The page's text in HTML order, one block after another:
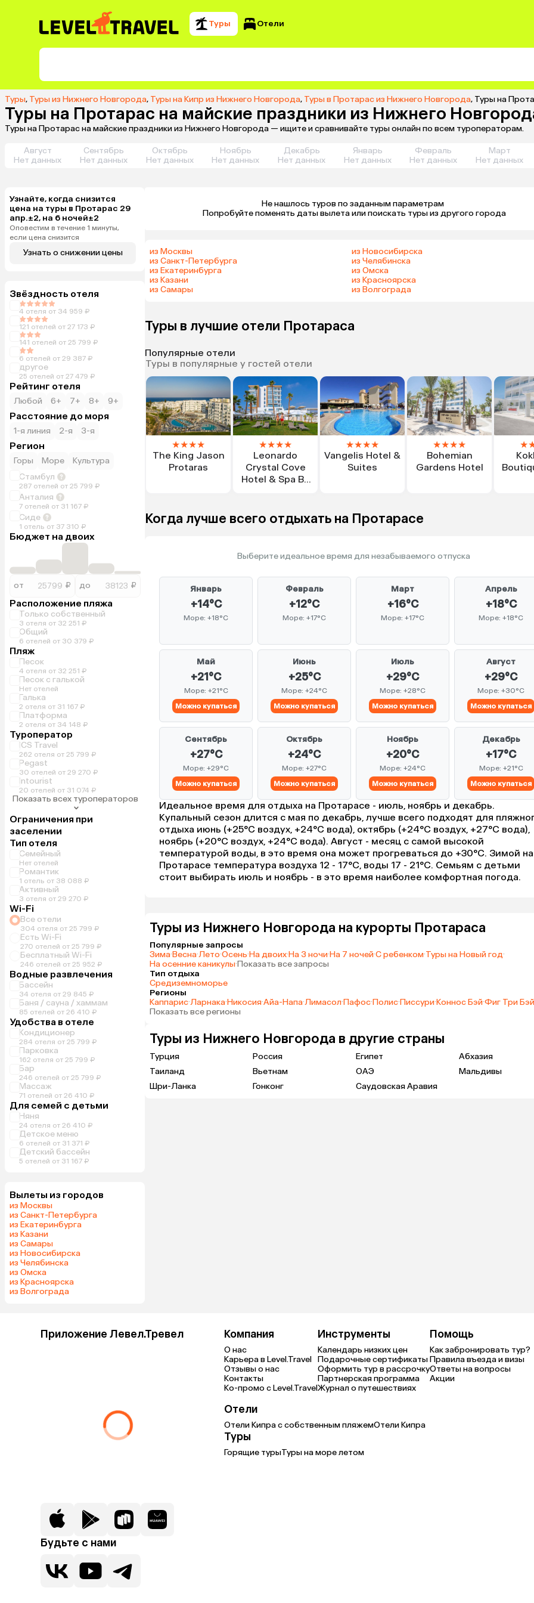
Туры Отели
Туры, Туры из Нижнего Новгорода, Туры на Кипр из Нижнего Новгорода, Туры в Протарас из Нижнего Новгорода, Туры на
Туры на Протарас на майские праздники из Нижнего
Туры на Протарас на майские праздники из Нижнего Новгорода — ищите и сравнивайте туры онлайн по всем туроператорам.
Август
Нет данных
Сентябрь
Нет данных
Октябрь
Нет данных
Ноябрь
Нет данных
Декабрь
Нет данных
Январь
Нет данных
Февраль
Нет данных
Март
Нет данных
Узнайте, когда снизится
цена на туры в Протарас 29
апр.±2, на 6 ночей±2
Оповестим в течение 1 минуты,
если цена снизится
Узнать о снижении цены
Звёздность отеля
4 отеля от 34 959 ₽
121 отелей от 27 173 ₽
141 отелей от 25 799 ₽
6 отелей от 29 387 ₽
другое
25 отелей от 27 479 ₽
Рейтинг отеля
Любой 6+ 7+ 8+ 9+
Расстояние до моря
1-я линия 2-я 3-я
Регион
Горы Море
Культура
Стамбул
287 отелей от 25 799 ₽
Анталия
7 отелей от 31 167 ₽
Сиде
1 отель от 37 310 ₽
Бюджет на двоих
от ₽ до ₽
Расположение пляжа
Только собственный
3 отеля от 32 251 ₽
Общий
6 отелей от 30 379 ₽
Пляж
Песок
4 отеля от 32 251 ₽
Песок с галькой
Нет отелей
Галька
2 отеля от 31 167 ₽
Платформа
2 отеля от 34 148 ₽
Туроператор
ICS Travel
262 отеля от 25 799 ₽
Pegast
30 отелей от 29 270 ₽
Intourist
20 отелей от 31 074 ₽
Показать всех туроператоров
Ограничения при
заселении
Тип отеля
Семейный
Нет отелей
Романтик
1 отель от 38 088 ₽
Активный
3 отеля от 29 270 ₽
Wi-Fi
Все отели
304 отеля от 25 799 ₽
Есть Wi-Fi
270 отелей от 25 799 ₽
Бесплатный Wi-Fi
246 отелей от 25 952 ₽
Водные развлечения
Бассейн
34 отеля от 29 845 ₽
Баня / сауна / хаммам
85 отелей от 26 410 ₽
Удобства в отеле
Кондиционер
284 отеля от 25 799 ₽
Парковка
162 отеля от 25 799 ₽
Бар
246 отелей от 25 799 ₽
Массаж
71 отелей от 26 410 ₽
Для семей с детьми
Няня
24 отеля от 26 410 ₽
Детское меню
6 отелей от 31 371 ₽
Детский бассейн
5 отелей от 31 167 ₽
Вылеты из городов
из Москвы
из Санкт-Петербурга
из Екатеринбурга
из Казани
из Самары
из Новосибирска
из Челябинска
из Омска
из Красноярска
из Волгограда
Не нашлось туров по заданным параметрам
Попробуйте поменять даты вылета или поискать туры из другого города
из Москвы
из Санкт-Петербурга
из Екатеринбурга
из Казани
из Самары
из Новосибирска
из Челябинска
из Омска
из Красноярска
из Волгограда
Туры в лучшие отели Протараса
Популярные отели
Туры в популярные у гостей отели
★★★★
The King Jason
Protaras
★★★★
Leonardo
Crystal Cove
Hotel & Spa By
★★★★
Vangelis Hotel &
Suites
★★★★
Bohemian
Gardens Hotel
★
Когда лучше всего отдыхать на Протарасе
Выберите идеальное время для незабываемого отпуска
Январь
+14°C
Море: +18°C
Февраль
+12°C
Море: +17°C
Март
+16°C
Море: +17°C
Апрель
+18°C
Море: +18°C
Май
+21°C
Море: +21°C
Можно купаться
Июнь
+25°C
Море: +24°C
Можно купаться
Июль
+29°C
Море: +28°C
Можно купаться
Август
+29°C
Море: +30°C
Можно купаться
Сентябрь
+27°C
Море: +29°C
Можно купаться
Октябрь
+24°C
Море: +27°C
Можно купаться
Ноябрь
+20°C
Море: +24°C
Можно купаться
Декабрь
+17°C
Море: +21°C
Можно купаться
Идеальное время для отдыха на Протарасе - июль, ноябрь и декабрь.
Купальный сезон длится с мая по декабрь, лучше всего подходят для
отдыха июнь (+25°C воздух, +24°C вода), октябрь (+24°C воздух, +27°C вода),
ноябрь (+20°C воздух, +24°C вода). Август - месяц с самой высокой
температурой воды, в это время она может прогреваться до +30°C. Зимой на
Протарасе температура воздуха 12 - 17°C, воды 17 - 21°C. Семьям с детьми
стоит выбирать июль и ноябрь - в это время наиболее комфортная погода.
Туры из Нижнего Новгорода на курорты Протараса
Популярные запросы
Зима·Весна·Лето·Осень·На двоих·На 3 ночи·На 7 ночей·С ребенком·Туры на Новый год·
На осенние каникулы·Показать все запросы
Тип отдыха
Средиземноморье
Регионы
Каппарис·Ларнака·Никосия·Айа-Напа·Лимасол·Пафос·Полис·Писсури·Коннос Бэй·Фиг Три Бэй
Показать все регионы
Туры из Нижнего Новгорода в другие страны
Турция Россия Египет
Абхазия
Таиланд
Вьетнам ОАЭ
Мальдивы
Шри-Ланка
Гонконг Саудовская Аравия
Приложение Левел.Тревел
Будьте с нами
Компания
О нас
Карьера в Level.Travel
Отзывы о нас
Контакты
Ко-промо с Level.Travel
Инструменты
Календарь низких цен
Подарочные сертификаты
Оформить тур в рассрочку
Партнерская программа
Журнал о путешествиях
Помощь
Как забронировать тур?
Правила въезда и визы
Ответы на вопросы
Акции
Отели
Отели Кипра с собственным пляжемОтели Кипра
Туры
Горящие турыТуры на море летом